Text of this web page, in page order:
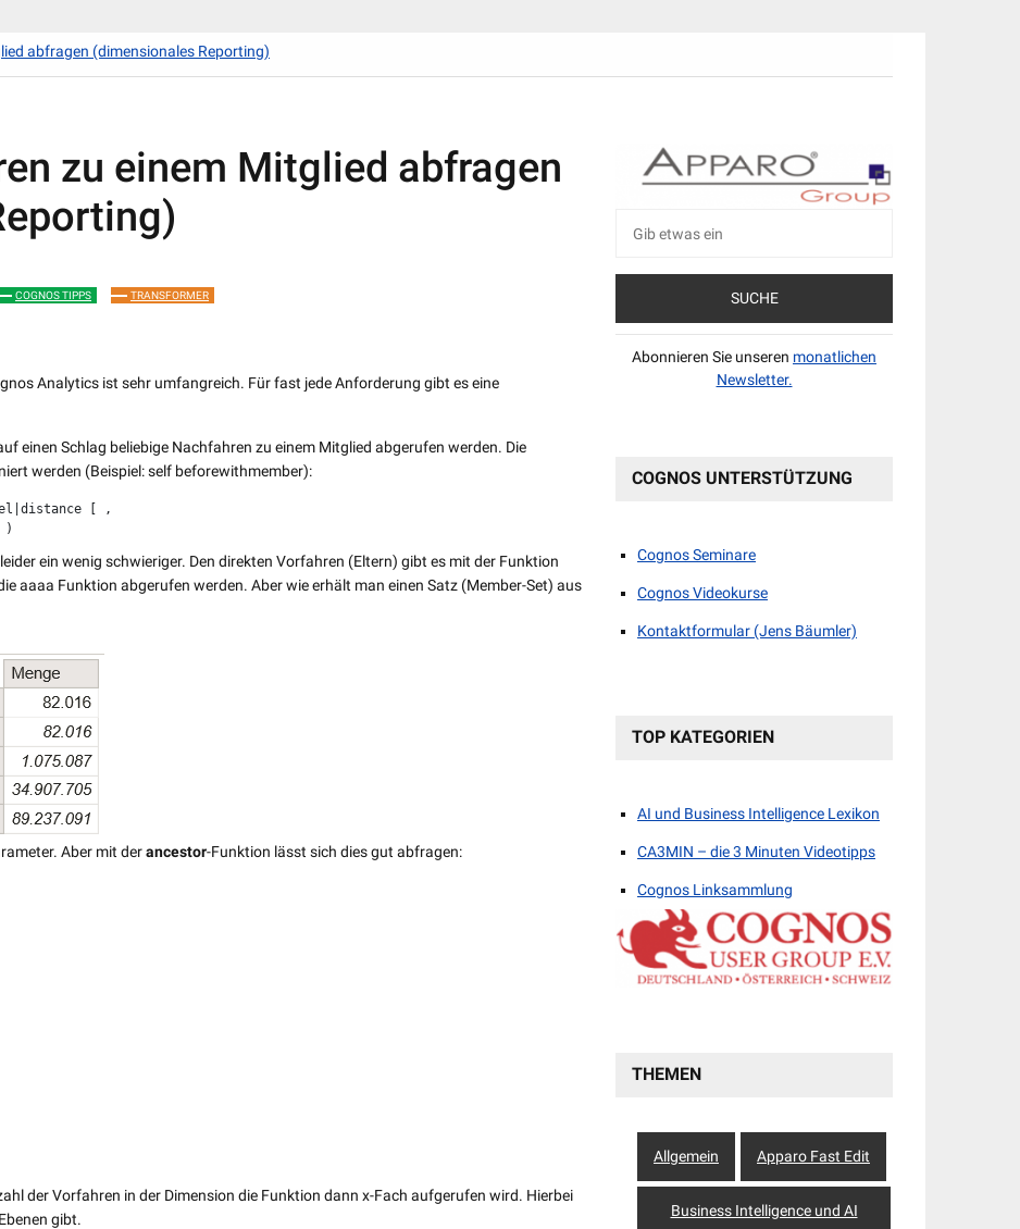
abfragen (dimensionales Reporting)
zu einem Mitglied abfragen
COGNOS TIPPS TRANSFORMER
Analytics ist sehr umfangreich. Für fast jede Anforderung gibt es eine
einen Schlag beliebige Nachfahren zu einem Mitglied abgerufen werden. Die
werden (Beispiel:self beforewithmember):
[ ,
)
ein wenig schwieriger. Den direkten Vorfahren (Eltern) gibt es mit der Funktion
aaaa Funktion abgerufen werden. Aber wie erhält man einen Satz (Member-Set) aus
Aber mit derancestor-Funktion lässt sich dies gut abfragen:
der Vorfahren in der Dimension die Funktion dann x-Fach aufgerufen wird. Hierbei
gibt.
nach:
Abonnieren Sie unseren monatlichen
Newsletter.
COGNOS UNTERSTÜTZUNG
Cognos Seminare
Cognos Videokurse
Kontaktformular (Jens Bäumler)
TOP KATEGORIEN
AI und Business Intelligence Lexikon
CA3MIN – die 3 Minuten Videotipps
Cognos Linksammlung
THEMEN
Allgemein Apparo Fast Edit
Business Intelligence und AI